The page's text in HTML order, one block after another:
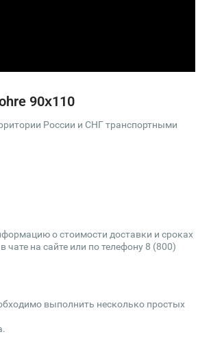
90х110
России и СНГ транспортными
о стоимости доставки и сроках
на сайте или по телефону 8 (800)
выполнить несколько простых